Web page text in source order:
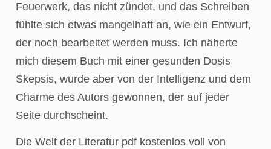
Feuerwerk, das nicht zündet, und das Schreiben
fühlte sich etwas mangelhaft an, wie ein Entwurf,
der noch bearbeitet werden muss. Ich näherte
mich diesem Buch mit einer gesunden Dosis
Skepsis, wurde aber von der Intelligenz und dem
Charme des Autors gewonnen, der auf jeder
Seite durchscheint.
Die Welt der Literatur pdf kostenlos voll von